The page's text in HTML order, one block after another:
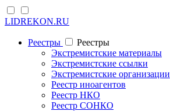
LIDREKON.RU
Реестры
Реестры
Экстремистские материалы
Экстремистские ссылки
Экстремистские организации
Реестр иноагентов
Реестр НКО
Реестр СОНКО